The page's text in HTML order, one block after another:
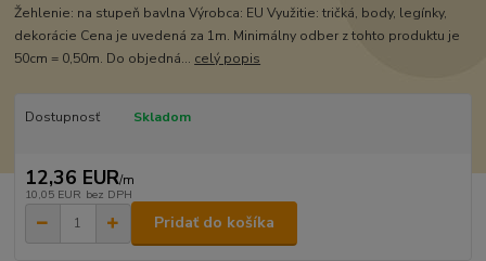
Žehlenie: na stupeň bavlna Výrobca: EU Využitie: tričká, body, legínky,
dekorácie Cena je uvedená za 1m. Minimálny odber z tohto produktu je
50cm = 0,50m. Do objedná... celý popis
Dostupnosť Skladom
12,36 EUR/m
10,05 EUR bez DPH
Pridať do košíka